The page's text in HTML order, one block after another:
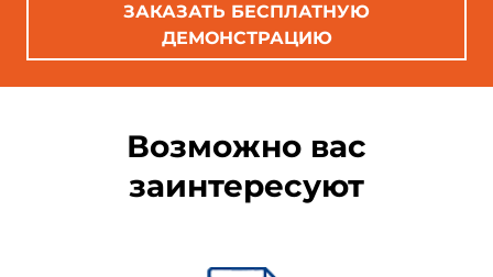
ЗАКАЗАТЬ БЕСПЛАТНУЮ
ДЕМОНСТРАЦИЮ
Возможно вас
заинтересуют